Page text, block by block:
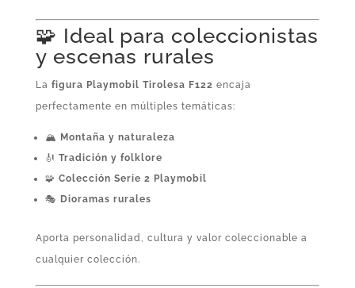
🧩 Ideal para coleccionistas
y escenas rurales
La figura Playmobil Tirolesa F122 encaja
perfectamente en múltiples temáticas:
🏔️ Montaña y naturaleza
🎻 Tradición y folklore
🧩 Colección Serie 2 Playmobil
🎭 Dioramas rurales
Aporta personalidad, cultura y valor coleccionable a
cualquier colección.